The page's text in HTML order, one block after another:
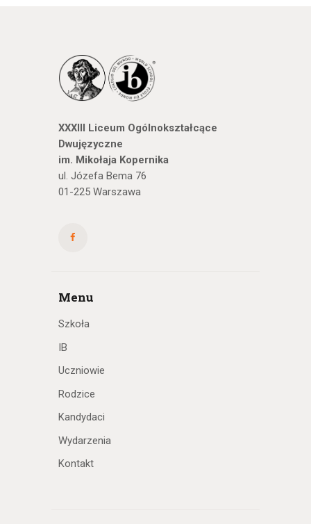
XXXIII Liceum Ogólnokształcące
Dwujęzyczne
im. Mikołaja Kopernika
ul. Józefa Bema 76
01-225 Warszawa
Menu
Szkoła
IB
Uczniowie
Rodzice
Kandydaci
Wydarzenia
Kontakt